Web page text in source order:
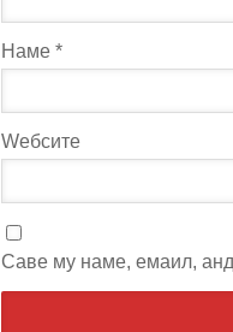
Наме *
Wебсите
Саве мy наме, емаил,